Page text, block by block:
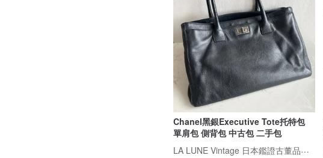
Chanel黑銀Executive Tote托特包
單肩包 側背包 中古包 二手包
LA LUNE Vintage 日本鑑證古董品選物店